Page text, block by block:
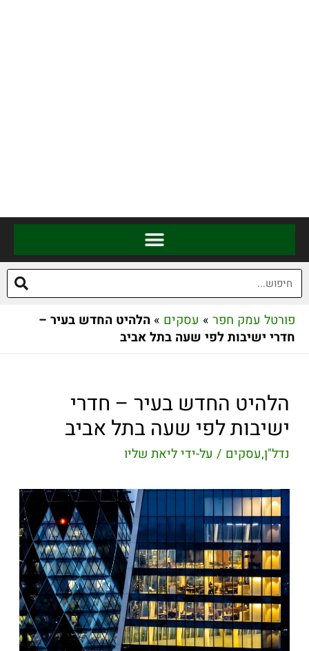
פורטל עמק חפר » עסקים » הלהיט החדש בעיר –
חדרי ישיבות לפי שעה בתל אביב
הלהיט החדש בעיר – חדרי
ישיבות לפי שעה בתל אביב
נדל"ן,עסקים / על-ידיליאת שליו